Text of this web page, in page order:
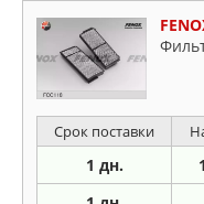
Срок поставки
1 дн.